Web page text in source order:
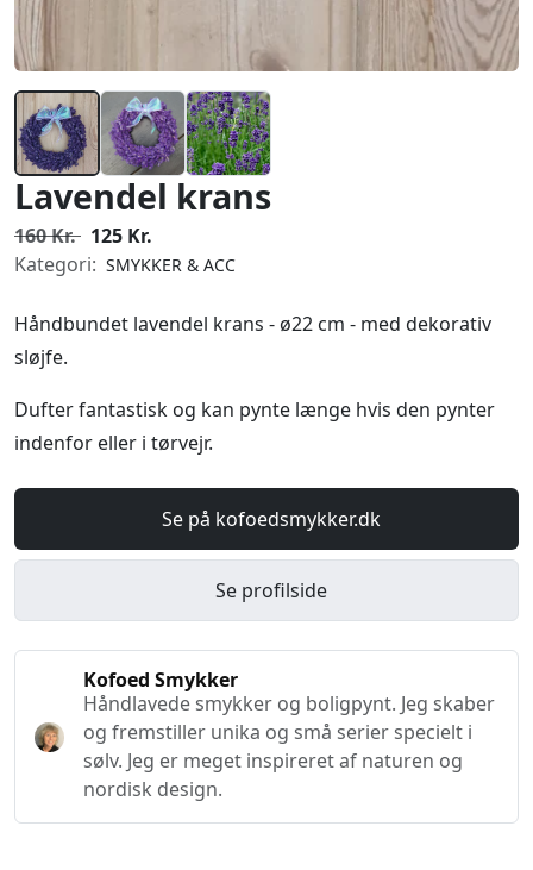
Lavendel krans
160 Kr. 125 Kr.
Kategori: SMYKKER & ACC
Håndbundet lavendel krans - ø22 cm - med dekorativ
sløjfe.
Dufter fantastisk og kan pynte længe hvis den pynter
indenfor eller i tørvejr.
Se på kofoedsmykker.dk
Se profilside
Kofoed Smykker
Håndlavede smykker og boligpynt. Jeg skaber
og fremstiller unika og små serier specielt i
sølv. Jeg er meget inspireret af naturen og
nordisk design.